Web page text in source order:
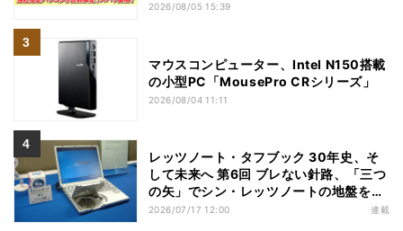
2026/08/05 15:39
マウスコンピューター、Intel N150搭載
の小型PC「MousePro CRシリーズ」
2026/08/04 11:11
レッツノート・タフブック 30年史、そ
して未来へ 第6回 ブレない針路、「三つ
の矢」でシン・レッツノートの地盤を築
く
2026/07/17 12:00 連載